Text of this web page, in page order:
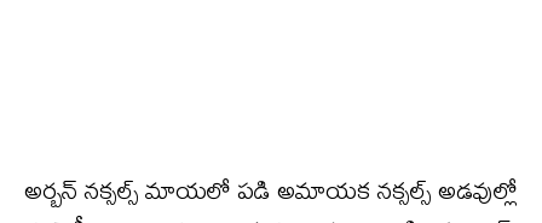
అర్బన్ నక్సల్స్ మాయలో పడి అమాయక నక్సల్స్ అడవుల్లో